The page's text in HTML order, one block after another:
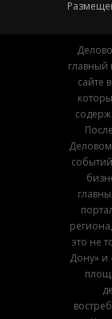
сайте
это не
Дону» и